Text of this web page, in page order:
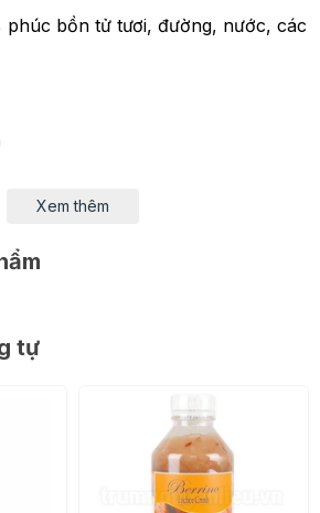
phúc bồn tử tươi, đường, nước, các
dụng
nắp (5-10°C)
pha chế
Xem thêm
tự